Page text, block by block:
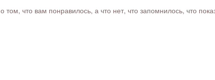
что вам понравилось, а что нет, что запомнилось, что